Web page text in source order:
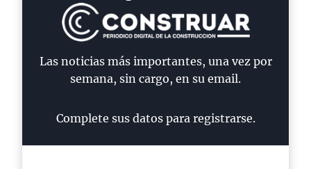
Las noticias más importantes, una vez por
semana, sin cargo, en su email.
Complete sus datos para registrarse.